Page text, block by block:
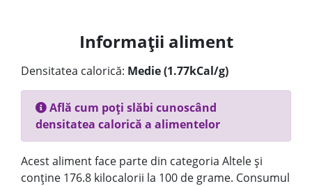
Informații aliment
Densitatea calorică: Medie (1.77kCal/g)
Află cum poți slăbi cunoscând
densitatea calorică a alimentelor
Acest aliment face parte din categoria Altele și
conține 176.8 kilocalorii la 100 de grame. Consumul